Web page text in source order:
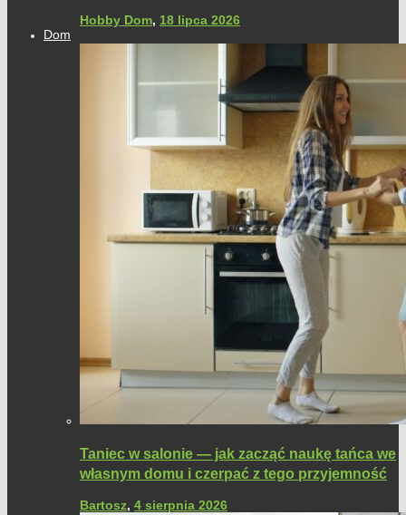
Hobby Dom, 18 lipca 2026
Dom
Taniec w salonie — jak zacząć naukę tańca we
własnym domu i czerpać z tego przyjemność
Bartosz, 4 sierpnia 2026